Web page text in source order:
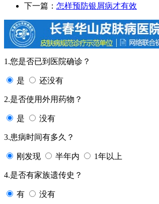
下一篇： 怎样预防银屑病才有效
1.您是否已到医院确诊？
是 还没有
2.是否使用外用药物？
是 没有
3.患病时间有多久？
刚发现 半年内 1年以上
4.是否有家族遗传史？
有 没有